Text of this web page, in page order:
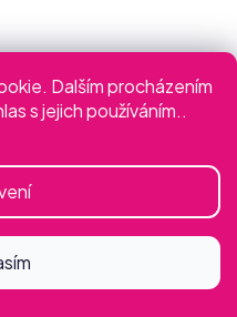
Dalším procházením
s jejich používáním..
Slabší šála se srdíčky
růžovo modrá
490 Kč